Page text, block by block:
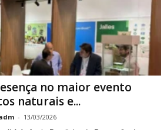
no maior evento
naturais e...
- 13/03/2026